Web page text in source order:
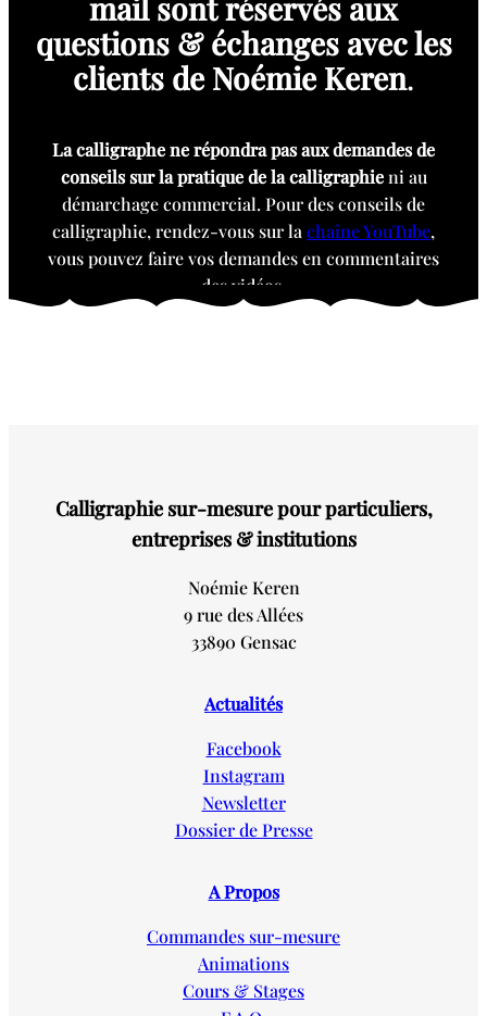
mail sont réservés aux
questions & échanges avec les
clients de Noémie Keren.
La calligraphe ne répondra pas aux demandes de
conseils sur la pratique de la calligraphieni au
démarchage commercial. Pour des conseils de
calligraphie, rendez-vous sur lachaîne YouTube,
vous pouvez faire vos demandes en commentaires
des vidéos.
Calligraphie sur-mesure pour particuliers,
entreprises & institutions
Noémie Keren
9 rue des Allées
33890 Gensac
Actualités
Facebook
Instagram
Newsletter
Dossier de Presse
A Propos
Commandes sur-mesure
Animations
Cours & Stages